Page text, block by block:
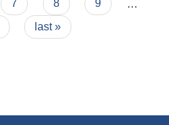
7 8 9
last »